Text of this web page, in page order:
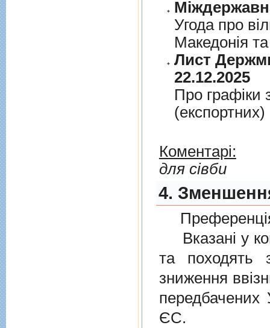
Угода про
Македонiя
Лист
22.12.2025
Про графiки
Коментарі:
для сівби
4.
Вказані у
та походять
зниження
передбачених
ЄС.